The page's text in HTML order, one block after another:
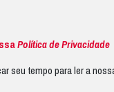
Política de Privacidade
seu tempo para ler a